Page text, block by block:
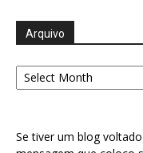
Arquivo
Arquivo
Se tiver um blog